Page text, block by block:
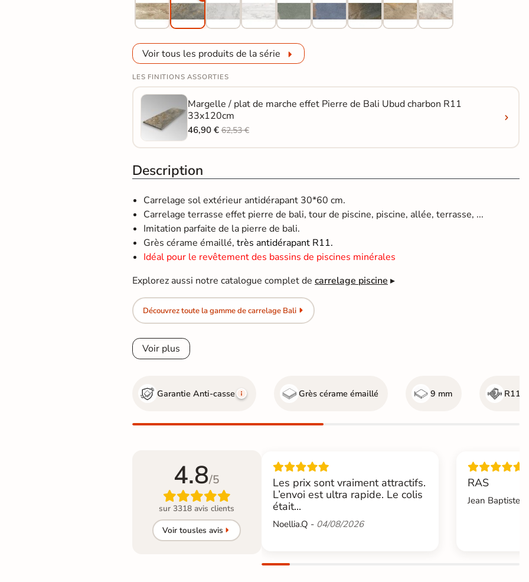
Voir tous les produits de la série
LES FINITIONS ASSORTIES
Margelle / plat de marche effet Pierre de Bali Ubud charbon R11
33x120cm
46,90 €62,53 €
Description
Carrelage sol extérieur antidérapant 30*60 cm.
Carrelage terrasse effet pierre de bali, tour de piscine, piscine, allée, terrasse, ...
Imitation parfaite de la pierre de bali.
Grès cérame émaillé,très antidérapant R11.
Idéal pour le revêtement des bassins de piscines minérales
Explorez aussi notre catalogue complet de carrelage piscine ▸
Découvrez toute la gamme de carrelage Bali
Voir plus
Garantie Anti-casse Grès cérame émaillé 9 mm R11 -
4.8/5

sur 3318 avis clients
Voir tousles avis
Les prix sont vraiment attractifs.
L’envoi est ultra rapide. Le colis
était...
Noellia.Q - 04/08/2026
RAS
Jean